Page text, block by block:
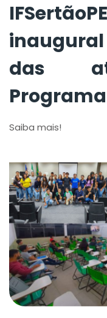
inaugural
das
Programa
Saiba mais!